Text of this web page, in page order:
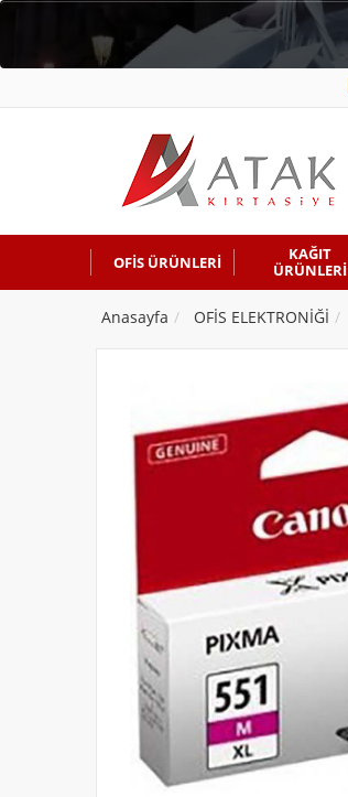
OFİS ÜRÜNLERİ
KAĞIT
ÜRÜNLERİ
Anasayfa OFİS ELEKTRONİĞİ